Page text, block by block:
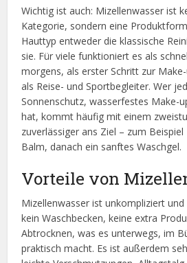
Wichtig ist auch: Mizellenwasser ist
Kategorie, sondern eine
Hauttyp entweder die klassische
sie. Für viele funktioniert es als
morgens, als erster Schritt zur
als Reise- und Sportbegleiter. Wer
Sonnenschutz, wasserfestes Make-
hat, kommt häufig mit einem
zuverlässiger ans Ziel – zum
Balm, danach ein sanftes Waschgel.
Vorteile von
Mizellenwasser ist unkompliziert
kein Waschbecken, keine extra
Abtrocknen, was es unterwegs, im
praktisch macht. Es ist außerdem